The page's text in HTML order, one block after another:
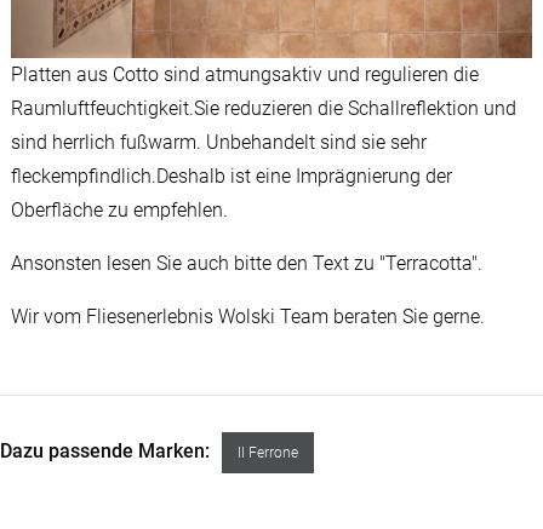
Platten aus Cotto sind atmungsaktiv und regulieren die
Raumluftfeuchtigkeit.Sie reduzieren die Schallreflektion und
sind herrlich fußwarm. Unbehandelt sind sie sehr
fleckempfindlich.Deshalb ist eine Imprägnierung der
Oberfläche zu empfehlen.
Ansonsten lesen Sie auch bitte den Text zu "Terracotta".
Wir vom Fliesenerlebnis Wolski Team beraten Sie gerne.
Dazu passende Marken Il Ferrone